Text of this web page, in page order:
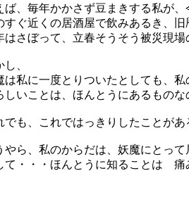
ば、毎年かかさず豆まきする私が
すぐ近くの居酒屋で飲みあるき、
はさぼって、立春そうそう被災現
し、
は私に一度とりついたとしても、
しいことは、ほんとうにあるも
でも、これではっきりしたことがあ
やら、私のからだは、妖魔にとっ
て・・・ほんとうに知ることは